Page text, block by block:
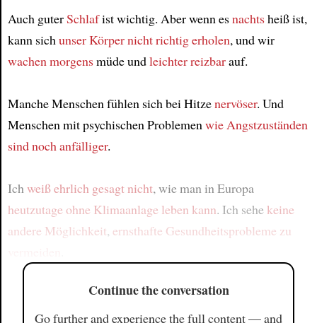
Auch guterSchlafist wichtig. Aber wenn esnachtsheiß ist,
kann sichunser Körpernicht richtig erholen, und wir
wachenmorgensmüde undleichter reizbarauf.
Manche Menschen fühlen sich bei Hitzenervöser. Und
Menschen mit psychischen Problemenwie Angstzuständen
sind noch anfälliger.
Ichweiß ehrlich gesagt nicht, wie man in Europa
heutzutage ohne Klimaanlage leben kann. Ich sehekeine
andere Möglichkeit, ernsthafte Gesundheitsprobleme zu
Continue the conversation
Go further and experience the full content — and